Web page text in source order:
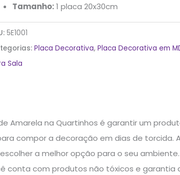
Tamanho:1 placa 20x30cm
5E1001
Placa Decorativa,Placa Decorativa em
Sala
Amarela na Quartinhos é garantir um
compor a decoração em dias de torcida.
a melhor opção para o seu ambiente.
conta com produtos não tóxicos e garantia